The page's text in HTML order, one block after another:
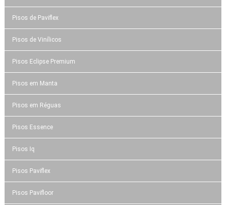
Pisos de Paviflex
Pisos de Vinílicos
Pisos Eclipse Premium
Pisos em Manta
Pisos em Réguas
Pisos Essence
Pisos Iq
Pisos Paviflex
Pisos Pavifloor